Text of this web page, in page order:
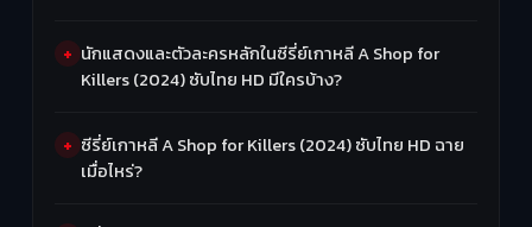
นักแสดงและตัวละครหลักในซีรี่ย์เกาหลี A Shop for
Killers (2024) ซับไทย HD มีใครบ้าง?
ซีรี่ย์เกาหลี A Shop for Killers (2024) ซับไทย HD ฉาย
เมื่อไหร่?